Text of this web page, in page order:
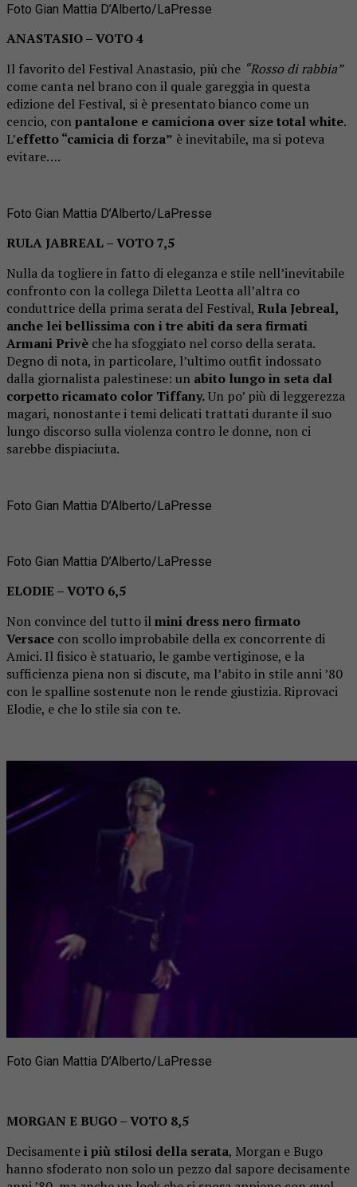
Foto Gian Mattia D’Alberto/LaPresse
ANASTASIO – VOTO 4
Il favorito del Festival Anastasio, più che “Rosso di rabbia”
come canta nel brano con il quale gareggia in questa
edizione del Festival, si è presentato bianco come un
cencio, conpantalone e camiciona over size total white.
L’effetto “camicia di forza” è inevitabile, ma si poteva
evitare….
Foto Gian Mattia D’Alberto/LaPresse
RULA JABREAL – VOTO 7,5
Nulla da togliere in fatto di eleganza e stile nell’inevitabile
confronto con la collega Diletta Leotta all’altra co
conduttrice della prima serata del Festival, Rula Jebreal,
anche lei bellissima con i tre abiti da sera firmati
Armani Privè che ha sfoggiato nel corso della serata.
Degno di nota, in particolare, l’ultimo outfit indossato
dalla giornalista palestinese: un abito lungo in seta dal
corpetto ricamato color Tiffany.Un po’ più di leggerezza
magari, nonostante i temi delicati trattati durante il suo
lungo discorso sulla violenza contro le donne, non ci
sarebbe dispiaciuta.
Foto Gian Mattia D’Alberto/LaPresse
Foto Gian Mattia D’Alberto/LaPresse
ELODIE – VOTO 6,5
Non convince del tutto ilmini dress nero firmato
Versace con scollo improbabile della ex concorrente di
Amici. Il fisico è statuario, le gambe vertiginose, e la
sufficienza piena non si discute, ma l’abito in stile anni ’80
con le spalline sostenute non le rende giustizia. Riprovaci
Elodie, e che lo stile sia con te.
Foto Gian Mattia D’Alberto/LaPresse
MORGAN E BUGO – VOTO 8,5
Decisamentei più stilosi della serata, Morgan e Bugo
hanno sfoderato non solo un pezzo dal sapore decisamente